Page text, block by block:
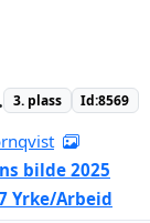
3. plass Id:8569
bilde 2025
Yrke/Arbeid